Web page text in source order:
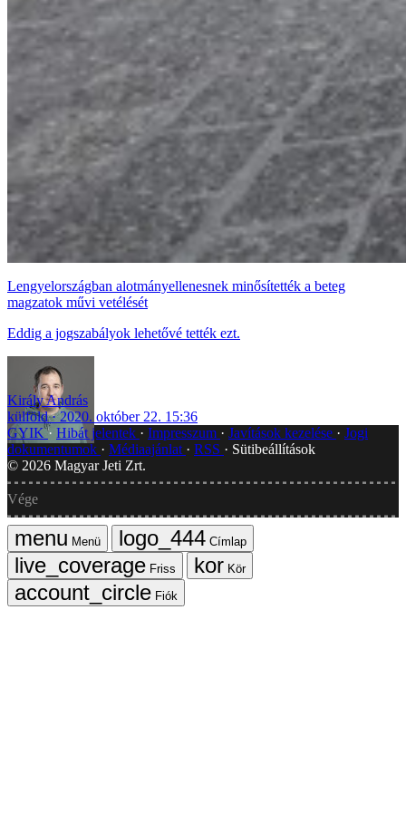
Lengyelországban alotmányellenesnek minősítették a beteg
magzatok művi vetélését
Eddig a jogszabályok lehetővé tették ezt.
Király András
külföld
2020. október 22. 15:36
GYIK Hibát jelentek Impresszum Javítások kezelése
Jogi
dokumentumok
Médiaajánlat RSS
Sütibeállítások
© 2026 Magyar Jeti Zrt.
Vége
Menü
Címlap
Friss
Kör
Fiók